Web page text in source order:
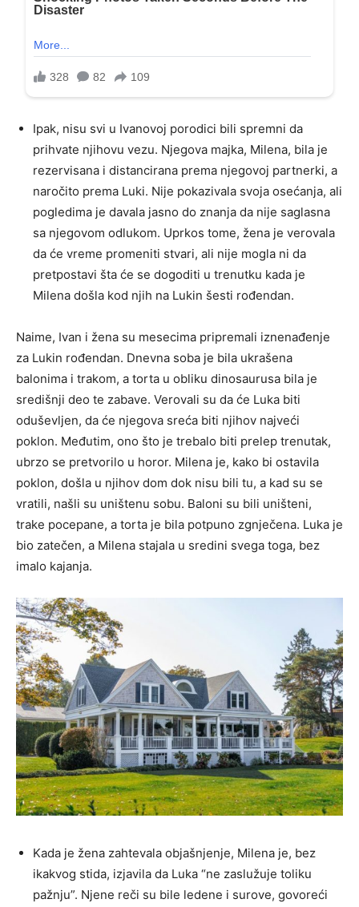
Ipak, nisu svi u Ivanovoj porodici bili spremni da
prihvate njihovu vezu. Njegova majka, Milena, bila je
rezervisana i distancirana prema njegovoj partnerki, a
naročito prema Luki. Nije pokazivala svoja osećanja, ali
pogledima je davala jasno do znanja da nije saglasna
sa njegovom odlukom. Uprkos tome, žena je verovala
da će vreme promeniti stvari, ali nije mogla ni da
pretpostavi šta će se dogoditi u trenutku kada je
Milena došla kod njih na Lukin šesti rođendan.
Naime, Ivan i žena su mesecima pripremali iznenađenje
za Lukin rođendan. Dnevna soba je bila ukrašena
balonima i trakom, a torta u obliku dinosaurusa bila je
središnji deo te zabave. Verovali su da će Luka biti
oduševljen, da će njegova sreća biti njihov najveći
poklon. Međutim, ono što je trebalo biti prelep trenutak,
ubrzo se pretvorilo u horor. Milena je, kako bi ostavila
poklon, došla u njihov dom dok nisu bili tu, a kad su se
vratili, našli su uništenu sobu. Baloni su bili uništeni,
trake pocepane, a torta je bila potpuno zgnječena. Luka je
bio zatečen, a Milena stajala u sredini svega toga, bez
imalo kajanja.
Kada je žena zahtevala objašnjenje, Milena je, bez
ikakvog stida, izjavila da Luka “ne zaslužuje toliku
pažnju”. Njene reči su bile ledene i surove, govoreći